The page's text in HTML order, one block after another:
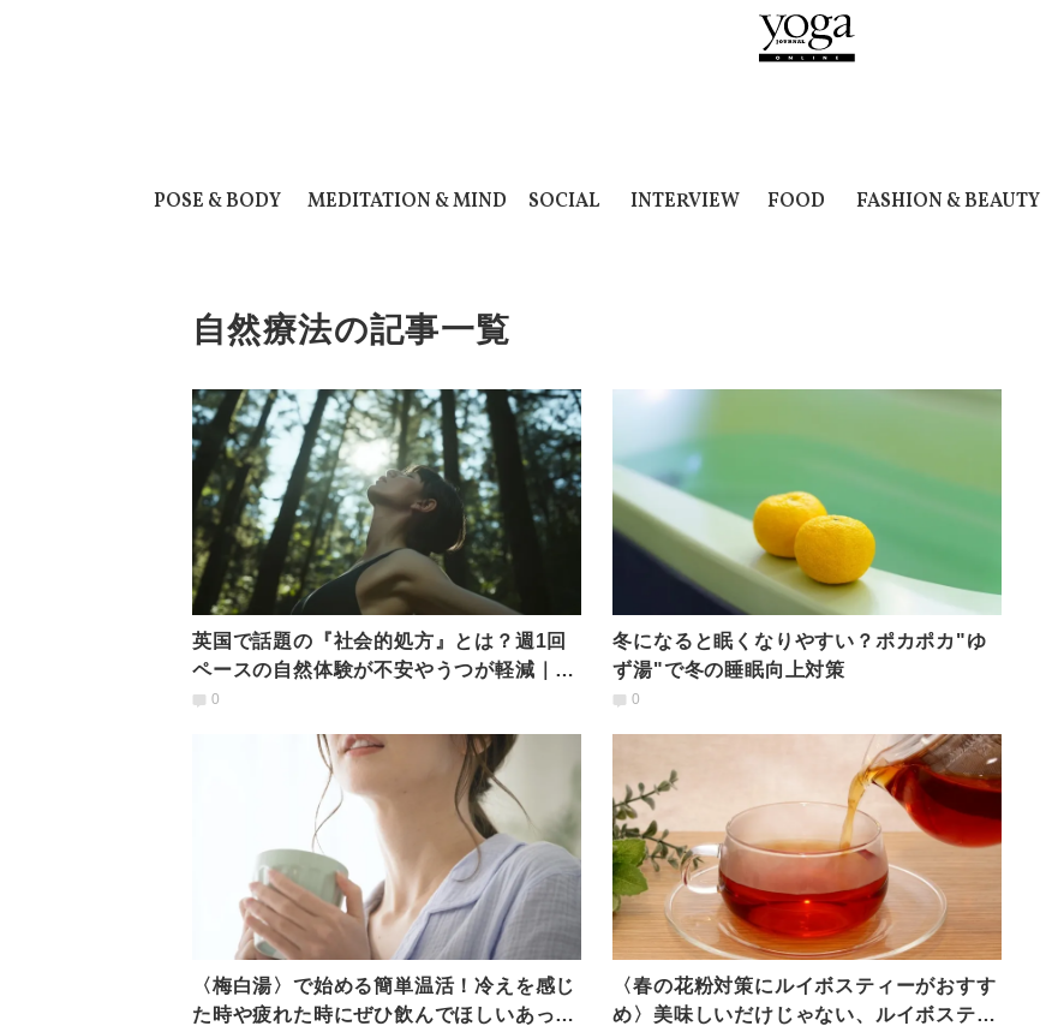
POSE & BODY MEDITATION & MIND SOCIAL INTERVIEW FOOD FASHION & BEAUTY
自然療法の記事一覧
英国で話題の『社会的処方』とは？週1回
ペースの自然体験が不安やうつが軽減｜英
研究で効果を実証
0
冬になると眠くなりやすい？ポカポカ"ゆ
ず湯"で冬の睡眠向上対策
0
〈梅白湯〉で始める簡単温活！冷えを感じ
た時や疲れた時にぜひ飲んでほしいあった
〈春の花粉対策にルイボスティーがおすす
め〉美味しいだけじゃない、ルイボスティ